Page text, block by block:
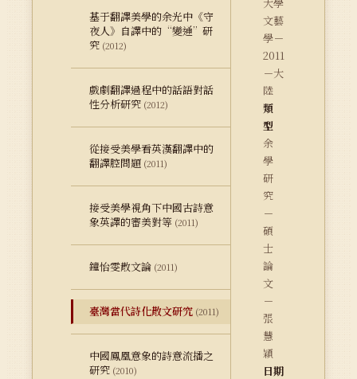
基于翻譯美學的余光中《守
夜人》自譯中的“變通”研
究 (2012)
戲劇翻譯過程中的話語對話
性分析研究 (2012)
從接受美學看英漢翻譯中的
翻譯腔問題 (2011)
接受美學視角下中國古詩意
象英譯的審美對等 (2011)
鐘怡雯散文論 (2011)
臺灣當代詩化散文研究 (2011)
中國鳳凰意象的詩意流播之
研究 (2010)
文藝
學－
2011
－大
陸
類
型
余
學
研
究
－
碩
士
論
文
－
張
慧
穎
日期